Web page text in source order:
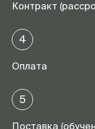
Контракт
4
Оплата
5
Поставка